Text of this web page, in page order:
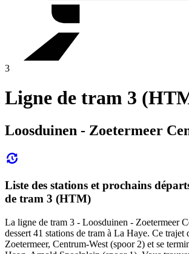
3
Ligne de tram 3
Loosduinen - Zoetermeer
Liste des stations et prochains
de tram 3 (HTM)
La ligne de tram 3 - Loosduinen - Zoetermeer
dessert 41 stations de tram à La Haye. Ce trajet
Zoetermeer, Centrum-West (spoor 2) et se